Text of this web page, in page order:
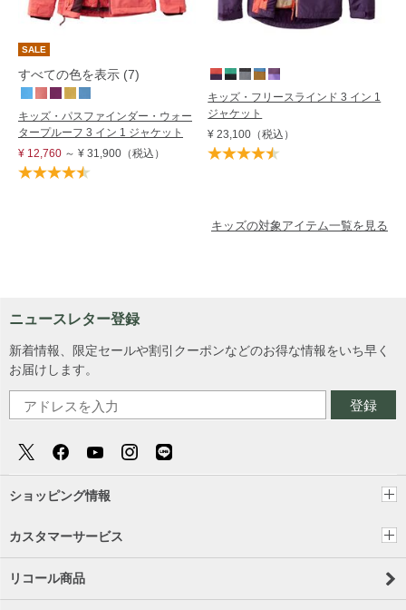
SALE
すべての色を表示 (7)
キッズ・パスファインダー・ウォー
タープルーフ 3 イン 1 ジャケット
¥ 12,760 ～ ¥ 31,900 （税込）
キッズ・フリースラインド 3 イン 1
ジャケット
¥ 23,100 （税込）
キッズの対象アイテム一覧を見る
ニュースレター登録
新着情報、限定セールや割引クーポンなどのお得な情報をいち早く
お届けします。
登録
ショッピング情報
カスタマーサービス
リコール商品